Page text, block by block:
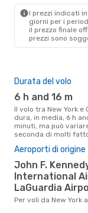
I prezzi indicati
giorni per i
il ​​prezzo finale
prezzi sono
Durata del volo
6 h and 16 m
Il volo tra New York e Cancun
dura, in media, 6 h
minuti, ma può
seconda di molti
Aeroporti di origine
John F. Kennedy
International
LaGuardia
Per voli da New York